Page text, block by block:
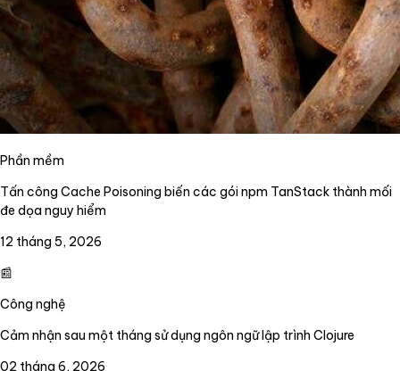
Phần mềm
Tấn công Cache Poisoning biến các gói npm TanStack thành mối
đe dọa nguy hiểm
12 tháng 5, 2026
📰
Công nghệ
Cảm nhận sau một tháng sử dụng ngôn ngữ lập trình Clojure
02 tháng 6, 2026